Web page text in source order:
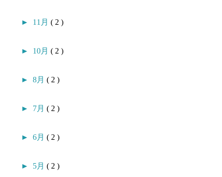
► 11月( 2 )
► 10月( 2 )
►8月( 2 )
► 7月( 2 )
►6月( 2 )
► 5月( 2 )